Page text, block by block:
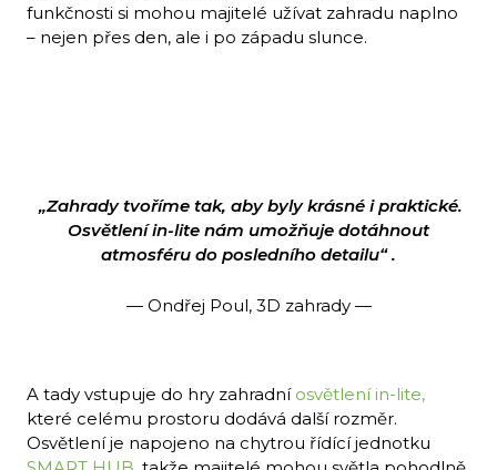
funkčnosti si mohou majitelé užívat zahradu naplno
– nejen přes den, ale i po západu slunce.
„Zahrady tvoříme tak, aby byly krásné i praktické.
Osvětlení in-lite nám umožňuje dotáhnout
atmosféru do posledního detailu“ .
— Ondřej Poul, 3D zahrady —
A tady vstupuje do hry zahradní osvětlení in-lite,
které celému prostoru dodává další rozměr.
Osvětlení je napojeno na chytrou řídící jednotku